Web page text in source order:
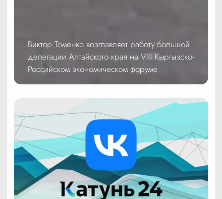
Виктор Томенко возглавляет работу большой
делегации Алтайского края на VIII Кыргызско-
Российском экономическом форуме